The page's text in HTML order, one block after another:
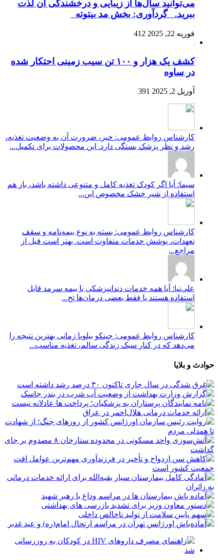
می‌توانید سال‌ها از زیبایی و درخشندگی آن لذت
ببرید. گردآوری: بخش مد بیتوته
فوریه 22, 2025 412
کشف یک هزار و ۱۰۰ تن سیب زمینی احتکار شده
در ساوه
آوریل 2, 2025 391
کارشناس روابط عمومی: خیر، ضرورت آن به وضعیت تغذیه،
رشد و نظر پزشک بستگی دارد. این محصولات برای تکمیل...
سیما: آیا اگر کودک تغذیه کامل و متنوعی داشته باشد، باز هم
استفاده از شیر خشک مخصوص این...
کارشناس روابط عمومی: بسته به نوع بیمه‌نامه و سقف
تعهدات، پوشش خدمات متفاوت است. بهتر است قبل از
مراجع...
علی‌نیا: آیا همه خدمات دندانپزشکی با بیمه سرمد قابل
استفاده هستند یا فقط بعضی درمان‌ها تح...
کارشناس روابط عمومی: جینکو بیلوبا زمانی بهترین نتیجه را
می‌دهد که در کنار سبک زندگی سالم، تغذیه مناسب...
حوادث و بلایا